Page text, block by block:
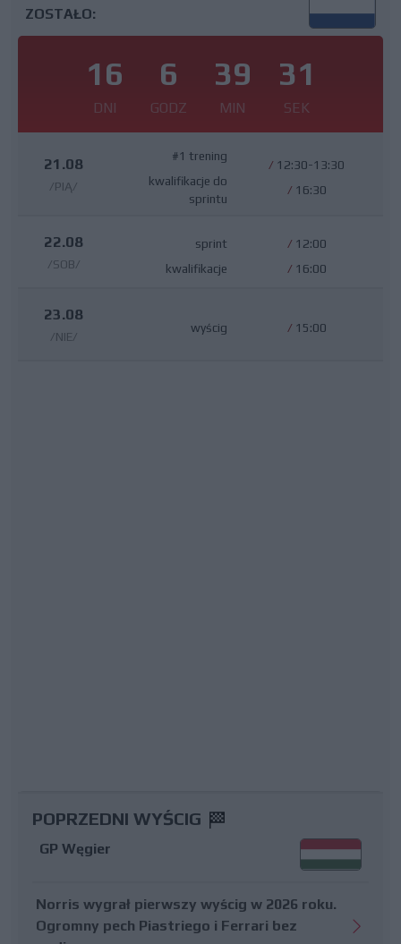
ZOSTAŁO:
16
DNI
6
GODZ
39
MIN
31
SEK
21.08
/PIĄ/
#1 trening
kwalifikacje do
sprintu
/ 12:30-13:30
/ 16:30
22.08
/SOB/
sprint
kwalifikacje
/ 12:00
/ 16:00
23.08
/NIE/
wyścig / 15:00
POPRZEDNI WYŚCIG
GP Węgier
Norris wygrał pierwszy wyścig w 2026 roku.
Ogromny pech Piastriego i Ferrari bez